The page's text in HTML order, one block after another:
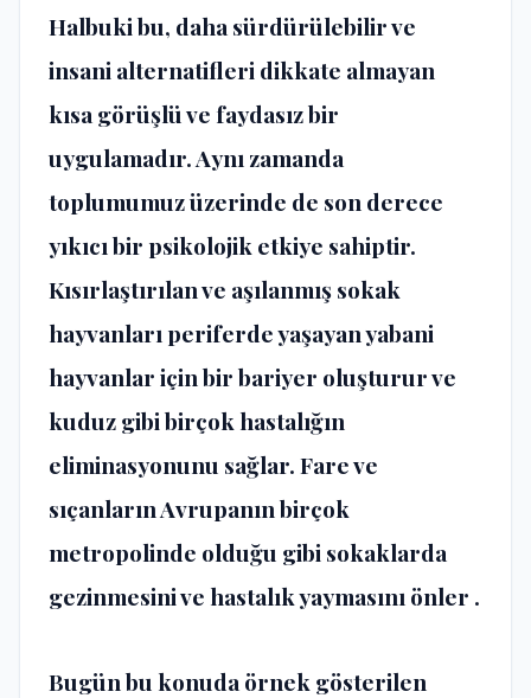
Halbuki bu, daha sürdürülebilir ve
insani alternatifleri dikkate almayan
kısa görüşlü ve faydasız bir
uygulamadır. Aynı zamanda
toplumumuz üzerinde de son derece
yıkıcı bir psikolojik etkiye sahiptir.
Kısırlaştırılan ve aşılanmış sokak
hayvanları periferde yaşayan yabani
hayvanlar için bir bariyer oluşturur ve
kuduz gibi birçok hastalığın
eliminasyonunu sağlar. Fare ve
sıçanların Avrupanın birçok
metropolinde olduğu gibi sokaklarda
gezinmesini ve hastalık yaymasını önler .
Bugün bu konuda örnek gösterilen